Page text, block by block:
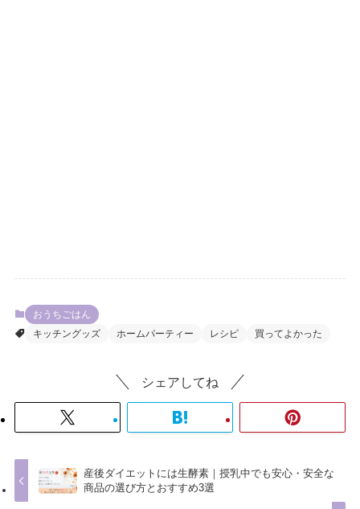
おうちごはん
キッチングッズ
ホームパーティー レシピ 買ってよかった
シェアしてね
産後ダイエットには生酵素｜授乳中でも安心・安全な
商品の選び方とおすすめ3選